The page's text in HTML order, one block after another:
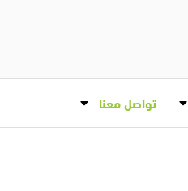
تواصل معنا